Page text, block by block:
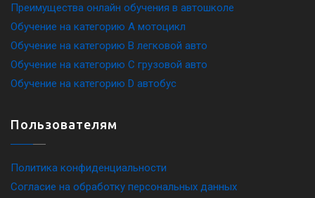
Преимущества онлайн обучения в автошколе
Обучение на категорию A мотоцикл
Обучение на категорию B легковой авто
Обучение на категорию C грузовой авто
Обучение на категорию D автобус
Пользователям
Политика конфиденциальности
Согласие на обработку персональных данных